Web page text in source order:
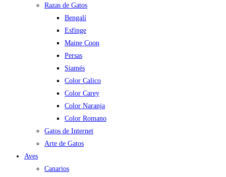
Razas de Gatos
Bengalí
Esfinge
Maine Coon
Persas
Siamés
Color Calico
Color Carey
Color Naranja
Color Romano
Gatos de Internet
Arte de Gatos
Aves
Canarios